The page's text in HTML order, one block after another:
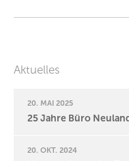
Aktuelles
20. MAI 2025
25 Jahre Büro
20. OKT. 2024